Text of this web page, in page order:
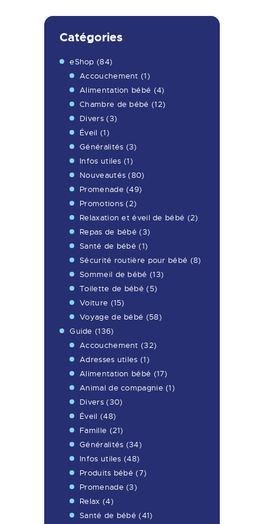
Catégories
eShop (84)
Accouchement (1)
Alimentation bébé (4)
Chambre de bébé (12)
Divers(3)
Éveil (1)
Généralités (3)
Infos utiles (1)
Nouveautés (80)
Promenade (49)
Promotions (2)
Relaxation et éveil de bébé (2)
Repas de bébé (3)
Santé de bébé (1)
Sécurité routière pour bébé (8)
Sommeil de bébé (13)
Toilette de bébé (5)
Voiture (15)
Voyage de bébé (58)
Guide (136)
Accouchement (32)
Adresses utiles (1)
Alimentation bébé (17)
Animal de compagnie (1)
Divers(30)
Éveil (48)
Famille (21)
Généralités (34)
Infos utiles (48)
Produits bébé (7)
Promenade (3)
Relax (4)
Santé de bébé (41)